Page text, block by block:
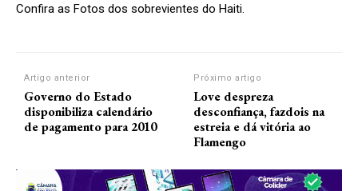
Confira as Fotos dos sobrevientes do Haiti.
Artigo anterior
Governo do Estado
disponibiliza calendário
de pagamento para 2010
Próximo artigo
Love despreza
desconfiança, fazdois na
estreia e dá vitória ao
Flamengo